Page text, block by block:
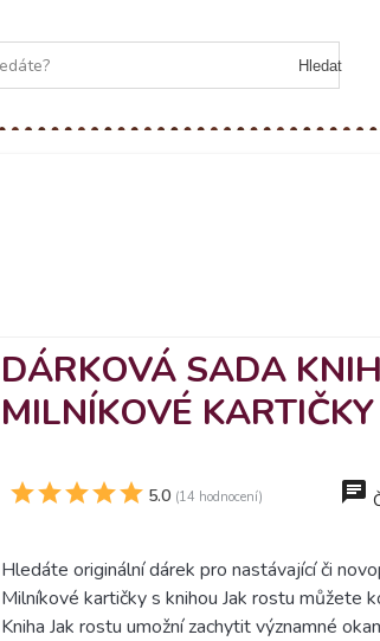
Hledat
DÁRKOVÁ SADA
MILNÍKOVÉ KARTIČKY
5.0 (14 hodnocení)
Hledáte originální dárek pro nastávající či
Milníkové kartičky s knihou Jak rostu můžete
Kniha Jak rostu umožní zachytit významné